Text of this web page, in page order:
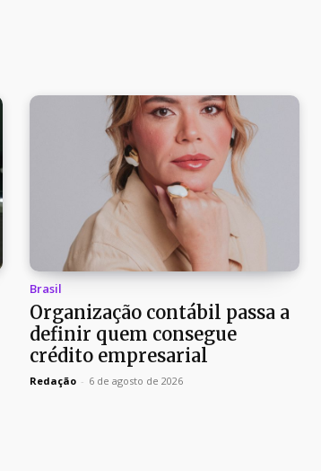
Brasil
Organização contábil passa a
definir quem consegue
crédito empresarial
Redação - 6 de agosto de 2026